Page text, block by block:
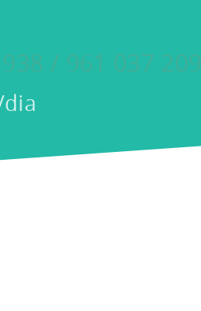
/ 961 037 209